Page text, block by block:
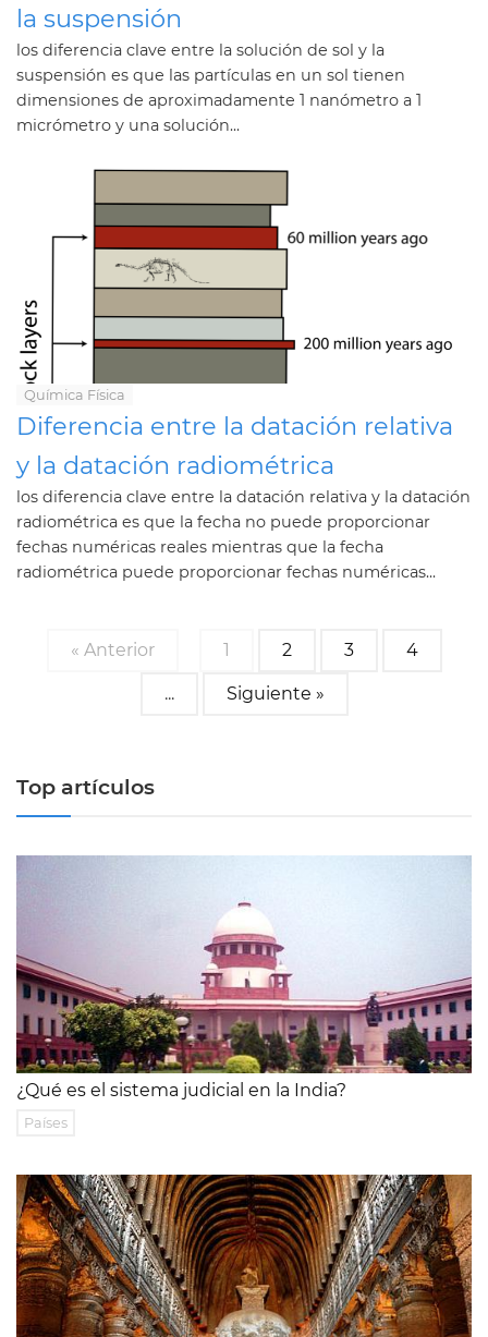
la suspensión
los diferencia clave entre la solución de sol y la
suspensión es que las partículas en un sol tienen
dimensiones de aproximadamente 1 nanómetro a 1
micrómetro y una solución...
Química Física
Diferencia entre la datación relativa
y la datación radiométrica
los diferencia clave entre la datación relativa y la datación
radiométrica es que la fecha no puede proporcionar
fechas numéricas reales mientras que la fecha
radiométrica puede proporcionar fechas numéricas...
« Anterior 1 2 3 4
... Siguiente »
Top artículos
¿Qué es el sistema judicial en la India?
Países